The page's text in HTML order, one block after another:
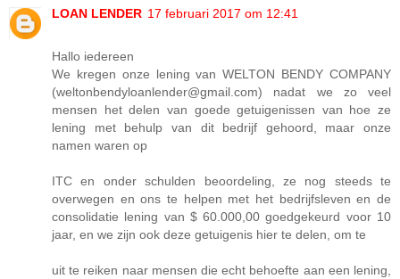
LOAN LENDER 17 februari 2017 om 12:41
Hallo iedereen
We kregen onze lening van WELTON BENDY COMPANY
(weltonbendyloanlender@gmail.com) nadat we zo veel
mensen het delen van goede getuigenissen van hoe ze
lening met behulp van dit bedrijf gehoord, maar onze
namen waren op
ITC en onder schulden beoordeling, ze nog steeds te
overwegen en ons te helpen met het bedrijfsleven en de
consolidatie lening van $ 60.000,00 goedgekeurd voor 10
jaar, en we zijn ook deze getuigenis hier te delen, om te
uit te reiken naar mensen die echt behoefte aan een lening,